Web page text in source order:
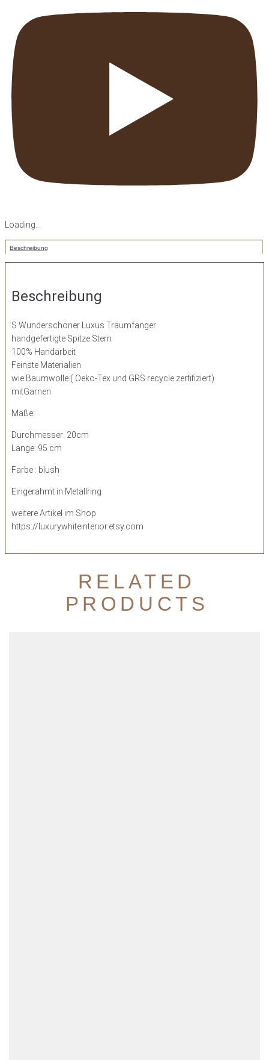
Loading...
Beschreibung
Beschreibung
S Wunderschöner Luxus Traumfänger
handgefertigte Spitze Stern
100% Handarbeit
Feinste Materialien
wie Baumwolle ( Oeko-Tex und GRS recycle zertifiziert)
mitGarnen
Maße:
Durchmesser: 20cm
Länge: 95 cm
Farbe : blush
Eingerahmt in Metallring
weitere Artikel im Shop
https://luxurywhiteinterior.etsy.com
RELATED
PRODUCTS